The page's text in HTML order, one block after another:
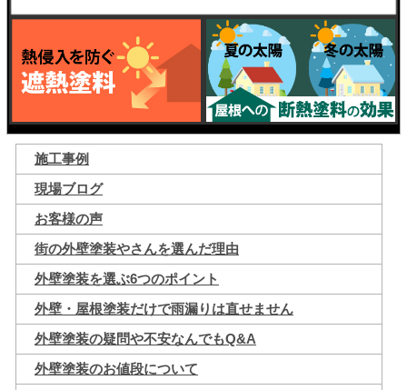
施工事例
現場ブログ
お客様の声
街の外壁塗装やさんを選んだ理由
外壁塗装を選ぶ6つのポイント
外壁・屋根塗装だけで雨漏りは直せません
外壁塗装の疑問や不安なんでもQ&A
外壁塗装のお値段について